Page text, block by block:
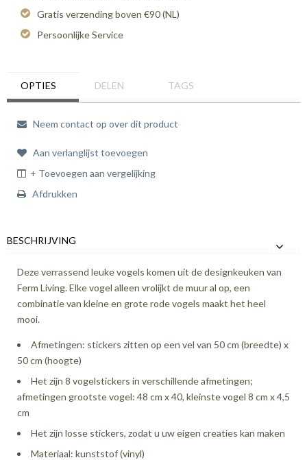
Gratis verzending boven €90 (NL)
Persoonlijke Service
OPTIES DELEN TAGS
Neem contact op over dit product
Aan verlanglijst toevoegen
+ Toevoegen aan vergelijking
Afdrukken
BESCHRIJVING
Deze verrassend leuke vogels komen uit de designkeuken van
Ferm Living. Elke vogel alleen vrolijkt de muur al op, een
combinatie van kleine en grote rode vogels maakt het heel
mooi.
Afmetingen: stickers zitten op een vel van 50 cm (breedte) x
50 cm (hoogte)
Het zijn 8 vogelstickers in verschillende afmetingen;
afmetingen grootste vogel: 48 cm x 40, kleinste vogel 8 cm x 4,5
cm
Het zijn losse stickers, zodat u uw eigen creaties kan maken
Materiaal: kunststof (vinyl)